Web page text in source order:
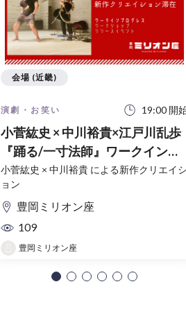
演劇・お笑い 19:00 開
小菅紘史 × 中川裕貴×江戸川乱歩
『踊る/一寸法師』ワークインプ
ログレス
小菅紘史 × 中川裕貴 による新作クリエイ
ョン
豊岡ミリオン座
109
豊岡ミリオン座
会場 (近畿)